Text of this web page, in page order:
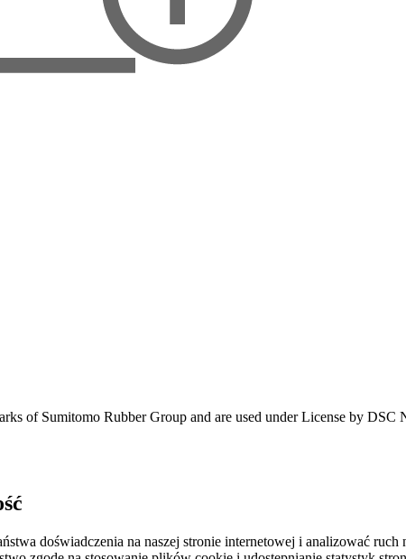
of Sumitomo Rubber Group and are used under License by DSC
doświadczenia na naszej stronie internetowej i analizować